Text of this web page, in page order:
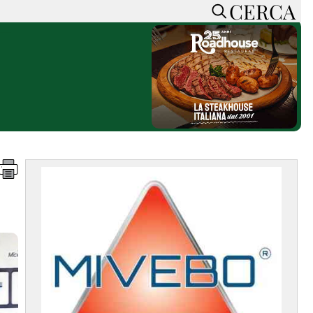
CERCA
ACCEDI o REGISTRATI
CONTATTI
CON NOI
SOSTIENI LA PRESSA
CONOSCI LA PRESSA
COOKIE POLICY
PRIVACY POLICY
FEED RSS
MAPPA DEL SITO
NORMATIVE
DEONTOLOGICHE
CERCA